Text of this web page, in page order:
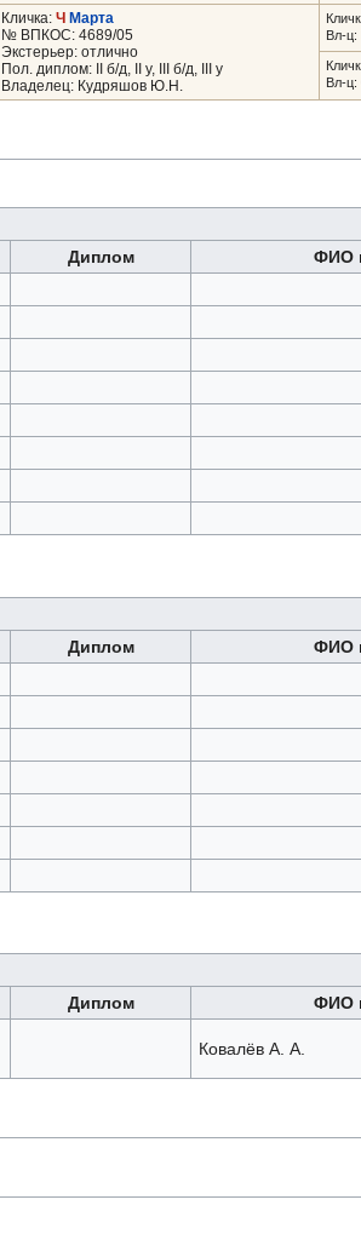
Кличка: Ч Марта
№ ВПКОС: 4689/05
Экстерьер: отлично
Пол. диплом: II б/д, II у, III б/д, III у
Владелец: Кудряшов Ю.Н.
Вл-
Вл-ц:
Диплом
ФИО
Диплом
ФИО
Диплом ФИО
Ковалёв А. А.